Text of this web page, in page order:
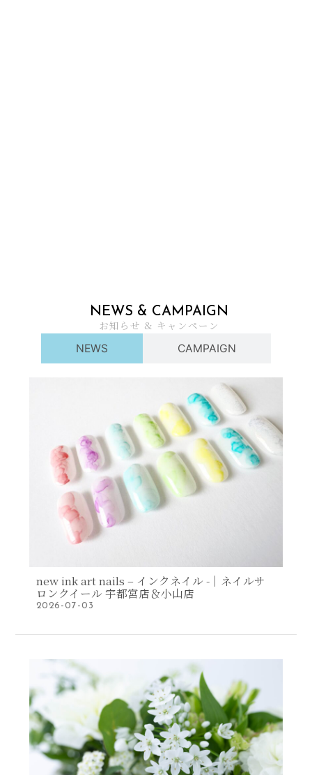
NEWS & CAMPAIGN
お知らせ & キャンペーン
NEWS
CAMPAIGN
new ink art nails – インクネイル -｜ネイルサ
ロンクイール 宇都宮店＆小山店
2026-07-03